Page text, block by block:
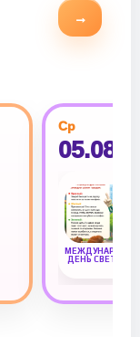
→
Ср
05.08
ДЕНЬ